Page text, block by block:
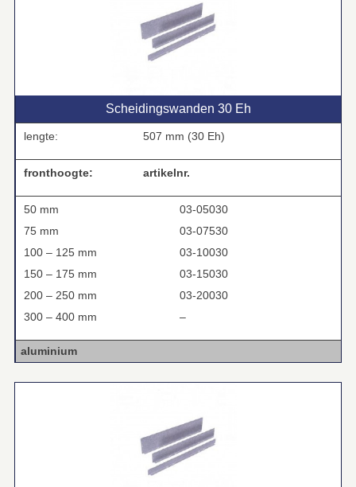
Scheidingswanden 30 Eh
lengte: 507 mm (30 Eh)
fronthoogte: artikelnr.
50 mm
03-05030
75 mm
03-07530
100 – 125 mm
03-10030
150 – 175 mm
03-15030
200 – 250 mm
03-20030
300 – 400 mm
–
aluminium